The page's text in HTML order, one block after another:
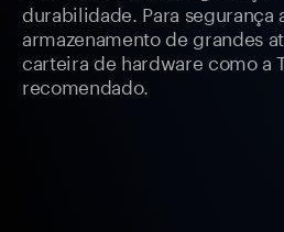
durabilidade. Para segurança
armazenamento de grandes
carteira de hardware como a
recomendado.